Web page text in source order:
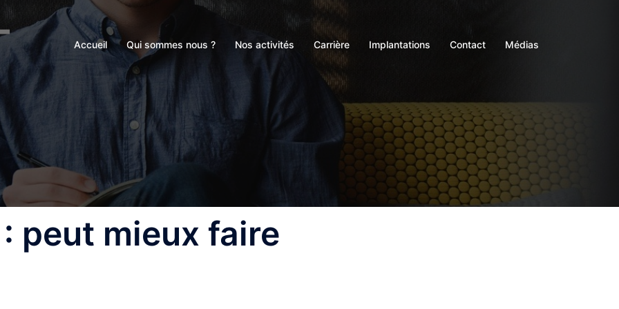
Accueil Qui sommes nous ? Nos activités Carrière Implantations Contact Médias
peut mieux faire